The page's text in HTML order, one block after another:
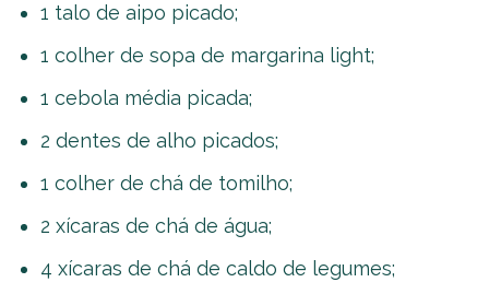
1 talo de aipo picado;
1 colher de sopa de margarina light;
1 cebola média picada;
2 dentes de alho picados;
1 colher de chá de tomilho;
2 xícaras de chá de água;
4 xícaras de chá de caldo de legumes;